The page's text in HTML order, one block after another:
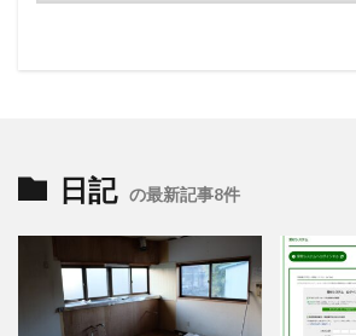
日記 の最新記事8件